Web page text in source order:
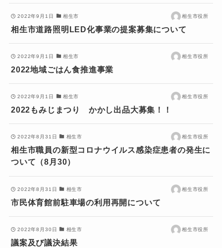
2022年9月1日 相生市 相生市役所
相生市道路照明LED化事業の提案募集について
2022年9月1日 相生市 相生市役所
2022地域ごはん食推進事業
2022年9月1日 相生市 相生市役所
2022もみじまつり かかし出品大募集！！
2022年8月31日 相生市 相生市役所
相生市職員の新型コロナウイルス感染症患者の発生に
ついて（8月30）
2022年8月31日 相生市 相生市役所
市民体育館前駐車場の利用再開について
2022年8月30日 相生市 相生市役所
議案及び議決結果